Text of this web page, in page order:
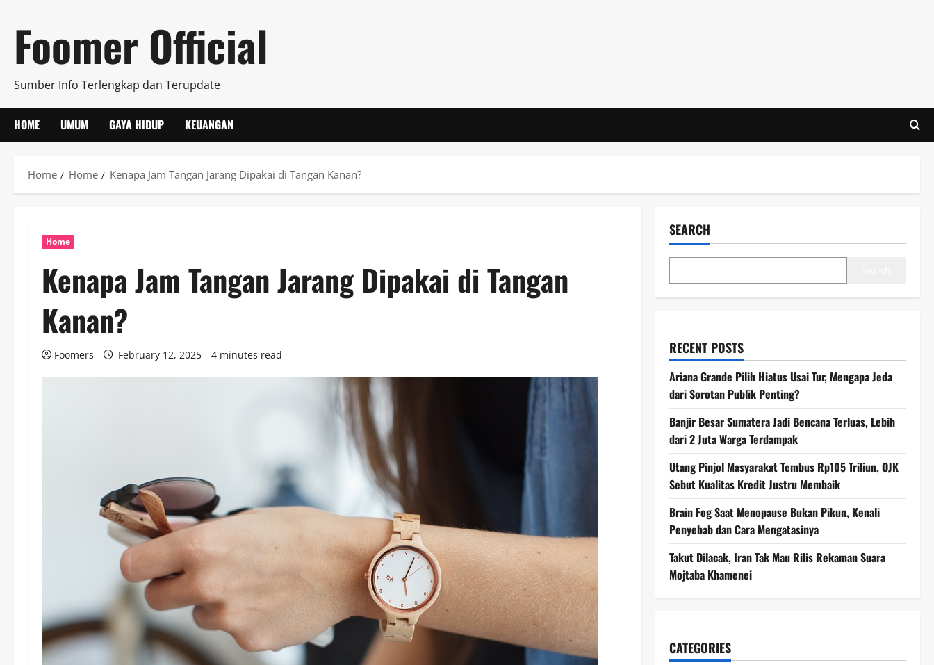
content
Foomer Official
Sumber Info Terlengkap dan Terupdate
HOME UMUM GAYA HIDUP KEUANGAN
Home Home Kenapa Jam Tangan Jarang Dipakai di Tangan Kanan?
Home
Kenapa Jam Tangan Jarang Dipakai di Tangan
Kanan?
Foomers February 12, 2025 4 minutes read
SEARCH
RECENT POSTS
Ariana Grande Pilih Hiatus Usai Tur, Mengapa Jeda
dari Sorotan Publik Penting?
Banjir Besar Sumatera Jadi Bencana Terluas, Lebih
dari 2 Juta Warga Terdampak
Utang Pinjol Masyarakat Tembus Rp105 Triliun, OJK
Sebut Kualitas Kredit Justru Membaik
Brain Fog Saat Menopause Bukan Pikun, Kenali
Penyebab dan Cara Mengatasinya
Takut Dilacak, Iran Tak Mau Rilis Rekaman Suara
Mojtaba Khamenei
CATEGORIES